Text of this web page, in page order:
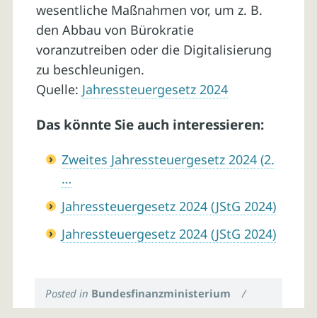
wesentliche Maßnahmen vor, um z. B.
den Abbau von Bürokratie
voranzutreiben oder die Digitalisierung
zu beschleunigen.
Quelle: Jahressteuergesetz 2024
Das könnte Sie auch interessieren:
Zweites Jahressteuergesetz 2024 (2.
…
Jahressteuergesetz 2024 (JStG 2024)
Jahressteuergesetz 2024 (JStG 2024)
Posted in Bundesfinanzministerium /